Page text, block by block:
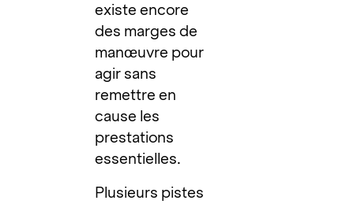
existe encore
des marges de
manœuvre pour
agir sans
remettre en
cause les
prestations
essentielles.
Plusieurs pistes